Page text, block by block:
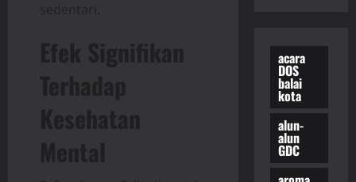
sedentari.
Efek Signifikan
Terhadap
Kesehatan
Mental
acara
DOS
balai
kota
alun-
alun
GDC